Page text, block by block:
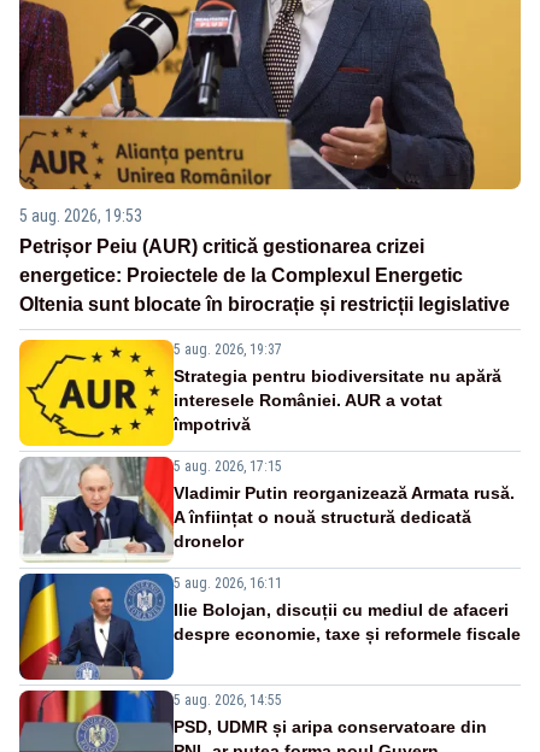
5 aug. 2026, 19:53
Petrișor Peiu (AUR) critică gestionarea crizei
energetice: Proiectele de la Complexul Energetic
Oltenia sunt blocate în birocrație și restricții legislative
5 aug. 2026, 19:37
Strategia pentru biodiversitate nu apără
interesele României. AUR a votat
împotrivă
5 aug. 2026, 17:15
Vladimir Putin reorganizează Armata rusă.
A înființat o nouă structură dedicată
dronelor
5 aug. 2026, 16:11
Ilie Bolojan, discuții cu mediul de afaceri
despre economie, taxe și reformele fiscale
5 aug. 2026, 14:55
PSD, UDMR și aripa conservatoare din